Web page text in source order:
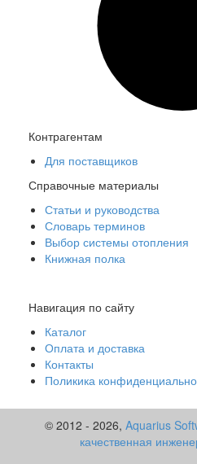
15332 HERZ 1552411 Клапан
1/2", Kvs 3,0 м3/час, PN 10 бар,
предварительной настройкой.
Цена:
ваша скидка:
Контрагентам
Для поставщиков
Справочные материалы
Статьи и руководства
Словарь терминов
Выбор системы отопления
Книжная полка
Навигация по сайту
Каталог
Оплата и доставка
Контакты
Поликика
© 2012 - 2026, Aquarius
качественная